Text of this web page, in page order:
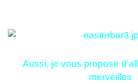
Aussi, je vous propose
merveilles